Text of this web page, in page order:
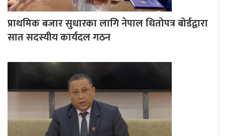
प्राथमिक बजार सुधारका लागि नेपाल धितोपत्र बोर्डद्वारा
सात सदस्यीय कार्यदल गठन